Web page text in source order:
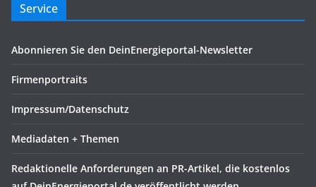
Service
Abonnieren Sie den DeinEnergieportal-Newsletter
Firmenportraits
Impressum/Datenschutz
Mediadaten + Themen
Redaktionelle Anforderungen an PR-Artikel, die kostenlos